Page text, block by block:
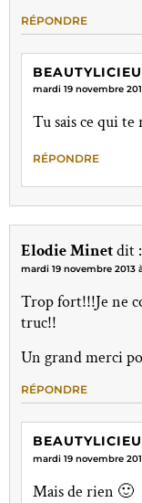
RÉPONDRE
mardi 19 novembre
Tu sais ce qui te
RÉPONDRE
Elodie Minetdit :
mardi 19 novembre 2013
Trop fort!!!Je ne
truc!!
Un grand merci
RÉPONDRE
mardi 19 novembre
Mais de rien 🙂